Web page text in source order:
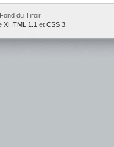
du Tiroir
XHTML 1.1 et CSS 3